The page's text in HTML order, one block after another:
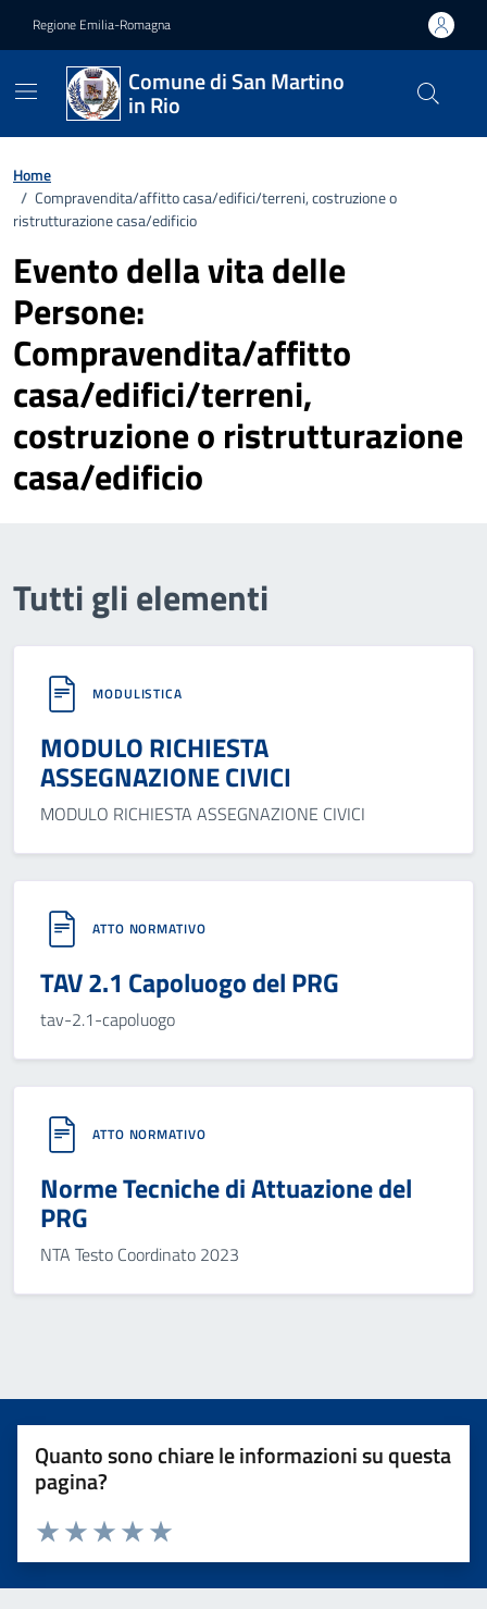
Regione Emilia-Romagna
Comune di San Martino
in Rio
Home
/ Compravendita/affitto casa/edifici/terreni, costruzione o
ristrutturazione casa/edificio
Evento della vita delle
Persone:
Compravendita/affitto
casa/edifici/terreni,
costruzione o ristrutturazione
casa/edificio
Tutti gli elementi
MODULISTICA
MODULO RICHIESTA
ASSEGNAZIONE CIVICI
MODULO RICHIESTA ASSEGNAZIONE CIVICI
ATTO NORMATIVO
TAV 2.1 Capoluogo del PRG
tav-2.1-capoluogo
ATTO NORMATIVO
Norme Tecniche di Attuazione del
PRG
NTA Testo Coordinato 2023
Quanto sono chiare le informazioni su questa
pagina?
Valuta 5 stelle su 5
Valuta 4 stelle su 5
Valuta 3 stelle su 5
Valuta 2 stelle su 5
Valuta 1 stelle su 5